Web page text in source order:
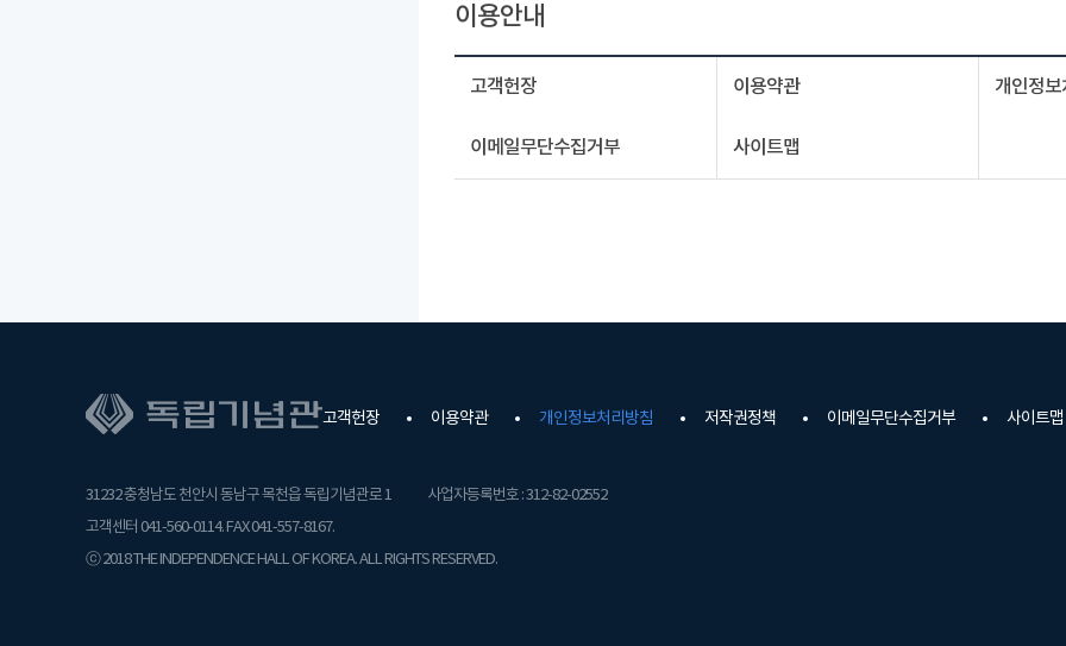
이용안내
고객헌장 이용약관 개인정보
이메일무단수집거부 사이트맵
고객헌장 이용약관 개인정보처리방침 저작권정책 이메일무단수집거부 사이트맵
31232 충청남도 천안시 동남구 목천읍 독립기념관로 1
사업자등록번호 : 312-82-02552
고객센터 041-560-0114. FAX 041-557-8167.
ⓒ 2018 THE INDEPENDENCE HALL OF KOREA. ALL RIGHTS RESERVED.